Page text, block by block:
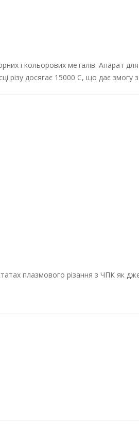
і кольорових металів. Апарат
досягає 15000 С, що дає змогу з
плазмового різання з ЧПК як